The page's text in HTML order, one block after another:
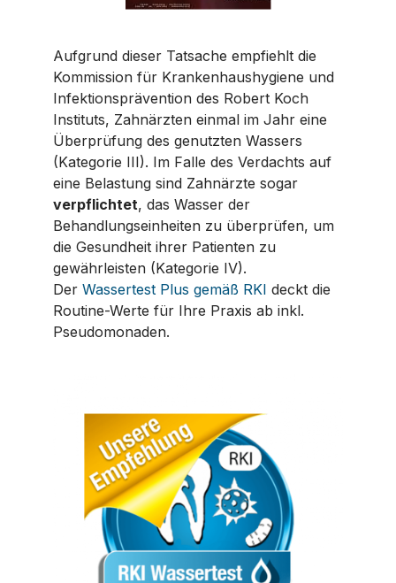
Aufgrund dieser Tatsache empfiehlt die
Kommission für Krankenhaushygiene und
Infektionsprävention des Robert Koch
Instituts, Zahnärzten einmal im Jahr eine
Überprüfung des genutzten Wassers
(Kategorie III). Im Falle des Verdachts auf
eine Belastung sind Zahnärzte sogar
verpflichtet, das Wasser der
Behandlungseinheiten zu überprüfen, um
die Gesundheit ihrer Patienten zu
gewährleisten (Kategorie IV).
Der Wassertest Plus gemäß RKI deckt die
Routine-Werte für Ihre Praxis ab inkl.
Pseudomonaden.